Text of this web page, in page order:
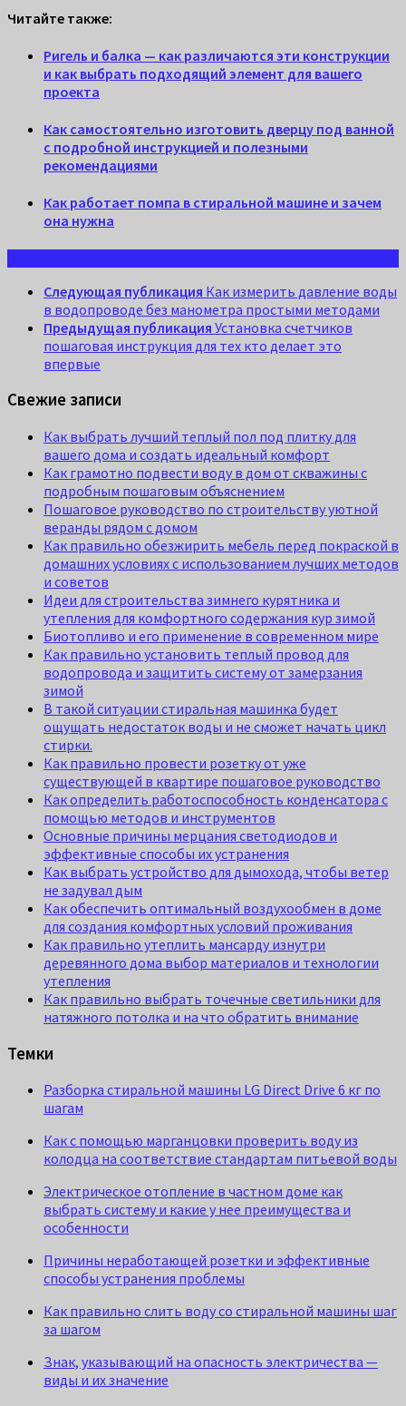
Читайте также:
Ригель и балка — как различаются эти конструкции
и как выбрать подходящий элемент для вашего
проекта
Как самостоятельно изготовить дверцу под ванной
с подробной инструкцией и полезными
рекомендациями
Как работает помпа в стиральной машине и зачем
она нужна
Следующая публикация Как измерить давление воды
в водопроводе без манометра простыми методами
Предыдущая публикация Установка счетчиков
пошаговая инструкция для тех кто делает это
впервые
Свежие записи
Как выбрать лучший теплый пол под плитку для
вашего дома и создать идеальный комфорт
Как грамотно подвести воду в дом от скважины с
подробным пошаговым объяснением
Пошаговое руководство по строительству уютной
веранды рядом с домом
Как правильно обезжирить мебель перед покраской в
домашних условиях с использованием лучших методов
и советов
Идеи для строительства зимнего курятника и
утепления для комфортного содержания кур зимой
Биотопливо и его применение в современном мире
Как правильно установить теплый провод для
водопровода и защитить систему от замерзания
зимой
В такой ситуации стиральная машинка будет
ощущать недостаток воды и не сможет начать цикл
стирки.
Как правильно провести розетку от уже
существующей в квартире пошаговое руководство
Как определить работоспособность конденсатора с
помощью методов и инструментов
Основные причины мерцания светодиодов и
эффективные способы их устранения
Как выбрать устройство для дымохода, чтобы ветер
не задувал дым
Как обеспечить оптимальный воздухообмен в доме
для создания комфортных условий проживания
Как правильно утеплить мансарду изнутри
деревянного дома выбор материалов и технологии
утепления
Как правильно выбрать точечные светильники для
натяжного потолка и на что обратить внимание
Темки
Разборка стиральной машины LG Direct Drive 6 кг по
шагам
Как с помощью марганцовки проверить воду из
колодца на соответствие стандартам питьевой воды
Электрическое отопление в частном доме как
выбрать систему и какие у нее преимущества и
особенности
Причины неработающей розетки и эффективные
способы устранения проблемы
Как правильно слить воду со стиральной машины шаг
за шагом
Знак, указывающий на опасность электричества —
виды и их значение